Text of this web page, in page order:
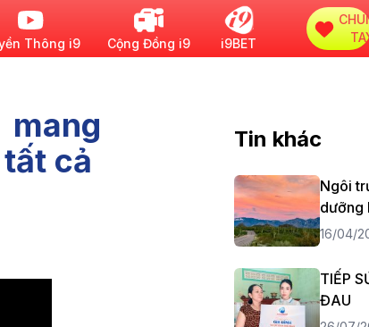
Thông i9 Cộng Đồng i9 i9BET
mang
cả
Tin khác
Ngôi
dưỡng
16/04/
TIẾP
ĐAU